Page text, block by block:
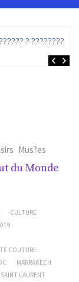
? ???????? ?
Mus?es
du Monde
CULTURE
COUTURE
MARRAKECH
SAINT LAURENT